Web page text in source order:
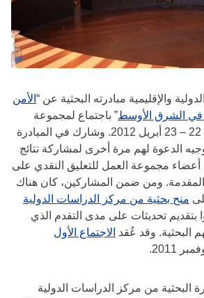
والإقليمية مبادرته البحثية عن “ الأمن
في الشرق الأوسط” باجتماع لمجموعة
العمل لمدة يومين في 22 – 23 أبريل 2012. وشارك في المبادرة
الدعوة لهم مرة أخرى لمشاركة نتائج
أعضاء مجموعة العمل للتعليق النقدي على
المقدمة. ومن ضمن المشاركين، كان هناك
منح بحثية من مركز الدراسات الدولية
بتقديم تحديثات على مدى التقدم الذي
البحثية. وقد عُقد الاجتماع الأول
2011.
البحثية من مركز الدراسات الدولية